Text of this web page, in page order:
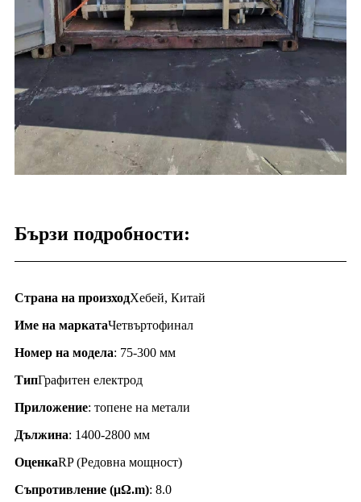
Бързи подробности:
Страна на произходХебей, Китай
Име на маркатаЧетвъртофинал
Номер на модела: 75-300 мм
ТипГрафитен електрод
Приложение: топене на метали
Дължина: 1400-2800 мм
ОценкаRP (Редовна мощност)
Съпротивление (μΩ.m): 8.0